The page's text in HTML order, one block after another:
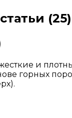
(25)
жесткие и
горных